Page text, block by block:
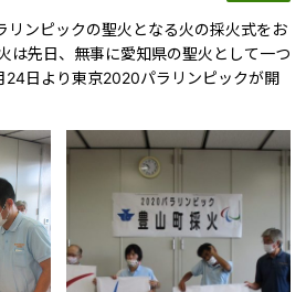
リンピックの聖火となる火の採火式をお
は先日、無事に愛知県の聖火として一つ
24日より東京2020パラリンピックが開